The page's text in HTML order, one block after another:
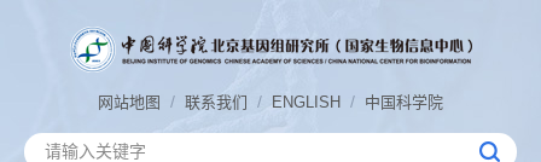
网站地图 / 联系我们 / ENGLISH / 中国科学院